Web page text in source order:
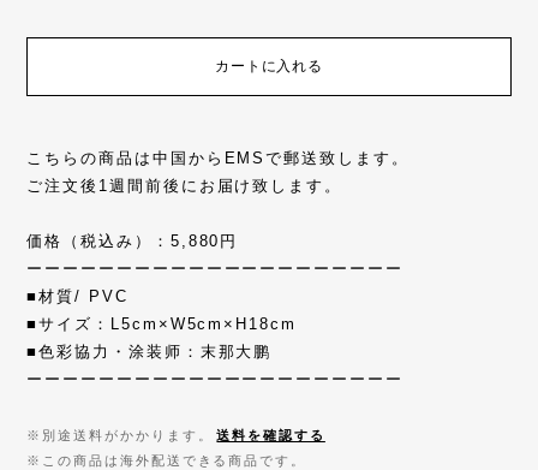
カートに入れる
こちらの商品は中国からEMSで郵送致します。
ご注文後1週間前後にお届け致します。
価格（税込み）：5,880円
ーーーーーーーーーーーーーーーーーーーーー
■材質/ PVC
■サイズ：L5cm×W5cm×H18cm
■色彩協力・涂装师：末那大鹏
ーーーーーーーーーーーーーーーーーーーーー
※別途送料がかかります。
送料を確認する
※この商品は海外配送できる商品です。